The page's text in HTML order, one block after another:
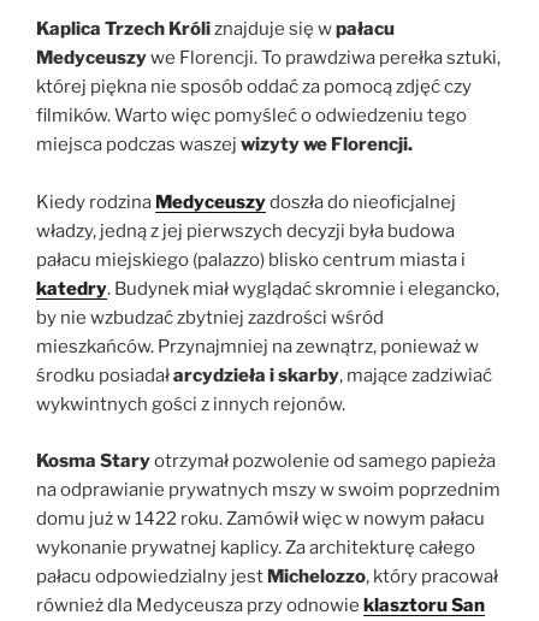
Kaplica Trzech Króliznajduje się wpałacu
Medyceuszywe Florencji. To prawdziwa perełka sztuki,
której piękna nie sposób oddać za pomocą zdjęć czy
filmików. Warto więc pomyśleć o odwiedzeniu tego
miejsca podczas waszej wizyty we Florencji.
Kiedy rodzina Medyceuszydoszła do nieoficjalnej
władzy, jedną z jej pierwszych decyzji była budowa
pałacu miejskiego (palazzo) blisko centrum miasta i
katedry. Budynek miał wyglądać skromnie i elegancko,
by nie wzbudzać zbytniej zazdrości wśród
mieszkańców. Przynajmniej na zewnątrz, ponieważ w
środku posiadałarcydzieła i skarby, mające zadziwiać
wykwintnych gości z innych rejonów.
Kosma Staryotrzymał pozwolenie od samego papieża
na odprawianie prywatnych mszy w swoim poprzednim
domu już w 1422 roku. Zamówił więc w nowym pałacu
wykonanie prywatnej kaplicy. Za architekturę całego
pałacu odpowiedzialny jest Michelozzo, który pracował
również dla Medyceusza przy odnowie klasztoru San